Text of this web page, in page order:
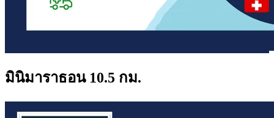
มินิมาราธอน 10.5 กม.